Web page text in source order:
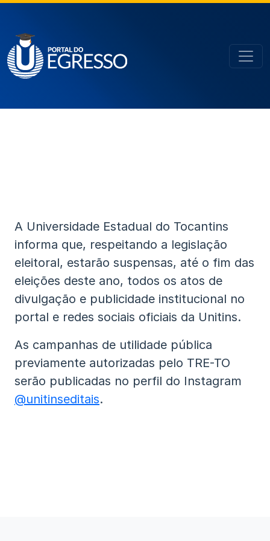
A Universidade Estadual do Tocantins
informa que, respeitando a legislação
eleitoral, estarão suspensas, até o fim das
eleições deste ano, todos os atos de
divulgação e publicidade institucional no
portal e redes sociais oficiais da Unitins.
As campanhas de utilidade pública
previamente autorizadas pelo TRE-TO
serão publicadas no perfil do Instagram
@unitinseditais.